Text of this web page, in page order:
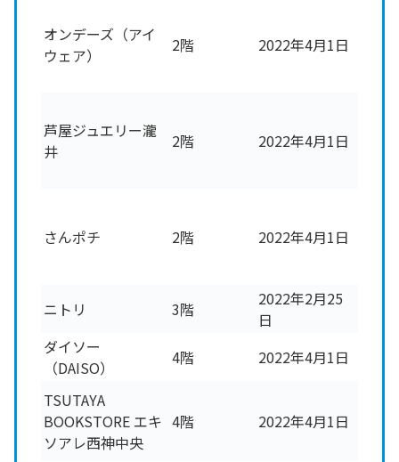
オンデーズ（アイ
ウェア）
2階 2022年4月1日
芦屋ジュエリー瀧
井
2階 2022年4月1日
さんポチ 2階 2022年4月1日
ニトリ 3階
2022年2月25
日
ダイソー
（DAISO）
4階
2022年4月1日
TSUTAYA
BOOKSTORE エキ
ソアレ西神中央
4階 2022年4月1日